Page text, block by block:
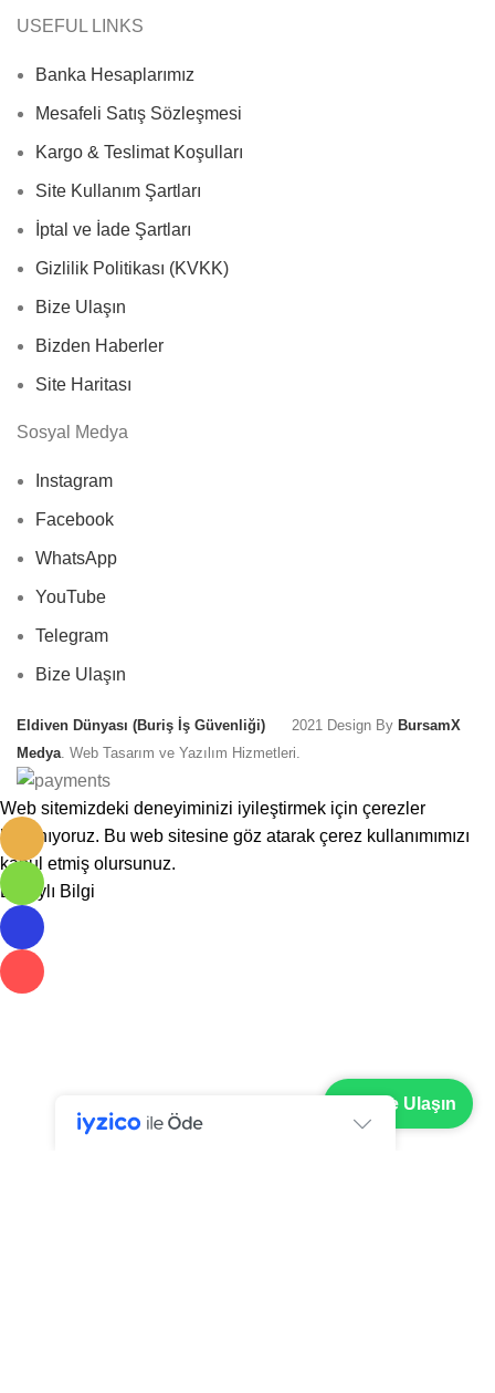
USEFUL LINKS
Banka Hesaplarımız
Mesafeli Satış Sözleşmesi
Kargo & Teslimat Koşulları
Site Kullanım Şartları
İptal ve İade Şartları
Gizlilik Politikası (KVKK)
Bize Ulaşın
Bizden Haberler
Site Haritası
Sosyal Medya
Instagram
Facebook
WhatsApp
YouTube
Telegram
Bize Ulaşın
Eldiven Dünyası (Buriş İş Güvenliği) 2021 Design By BursamX
Medya . Web Tasarım ve Yazılım Hizmetleri.
Web sitemizdeki deneyiminizi iyileştirmek için çerezler
kullanıyoruz. Bu web sitesine göz atarak çerez kullanımımızı
kabul etmiş olursunuz.
Detaylı Bilgi
📱 Bize Ulaşın